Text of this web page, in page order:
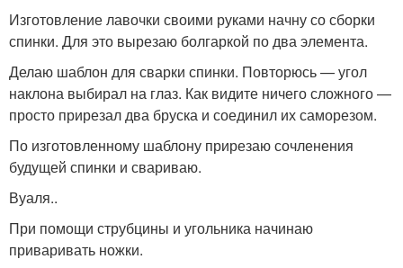
Изготовление лавочки своими руками начну со сборки
спинки. Для это вырезаю болгаркой по два элемента.
Делаю шаблон для сварки спинки. Повторюсь — угол
наклона выбирал на глаз. Как видите ничего сложного —
просто прирезал два бруска и соединил их саморезом.
По изготовленному шаблону прирезаю сочленения
будущей спинки и свариваю.
Вуаля..
При помощи струбцины и угольника начинаю
приваривать ножки.